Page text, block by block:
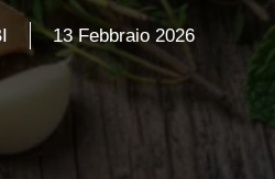
13 Febbraio 2026